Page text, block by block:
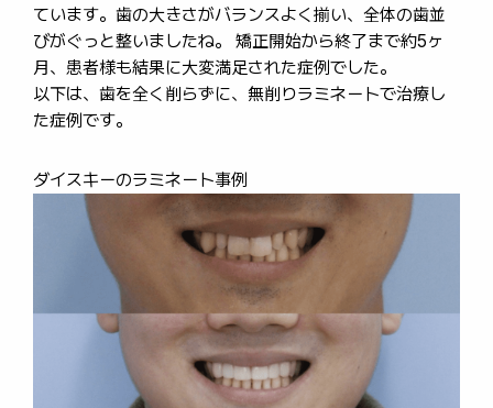
ています。歯の大きさがバランスよく揃い、全体の歯並
びがぐっと整いましたね。 矯正開始から終了まで約5ヶ
月、患者様も結果に大変満足された症例でした。
以下は、歯を全く削らずに、無削りラミネートで治療し
た症例です。
ダイスキーのラミネート事例